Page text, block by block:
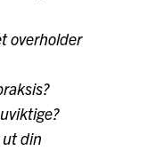
overholder
ut din